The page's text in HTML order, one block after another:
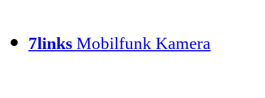
7links Mobilfunk Kamera